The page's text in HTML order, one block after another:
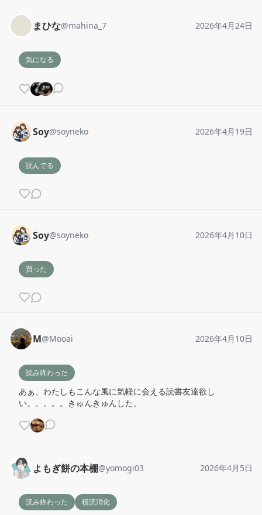
まひな@mahina_7 2026年4月24日
気になる
Soy@soyneko 2026年4月19日
読んでる
Soy@soyneko 2026年4月10日
買った
M@Mooai 2026年4月10日
読み終わった
あぁ、わたしもこんな風に気軽に会える読書友達欲し
い。。。。。きゅんきゅんした。
よもぎ餅の本棚@yomogi03 2026年4月5日
読み終わった 積読消化